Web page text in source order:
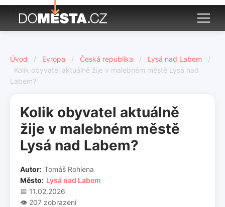
Úvod / Evropa / Česká republika / Lysá nad Labem
/
Kolik obyvatel aktuálně žije v malebném městě Lysá nad
Labem?
Kolik obyvatel aktuálně
žije v malebném městě
Lysá nad Labem?
Autor: Tomáš Rohlena
Město: Lysá nad Labem
📅 11.02.2026
👁️ 207 zobrazení